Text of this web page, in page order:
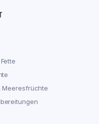
Meeresfrüchte